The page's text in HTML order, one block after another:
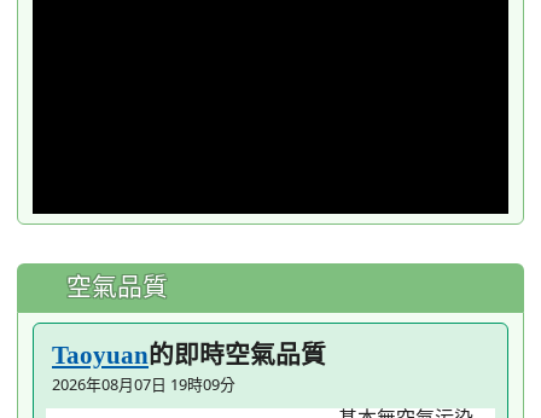
空氣品質
Taoyuan的即時空氣品質
2026年08月07日 19時09分